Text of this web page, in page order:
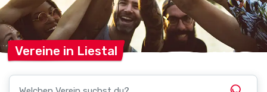
Vereine in Liestal